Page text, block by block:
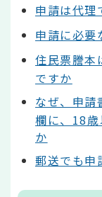
申請は代理
申請に必要
住民票謄本
ですか
なぜ、申請
欄に、18
か
郵送でも申